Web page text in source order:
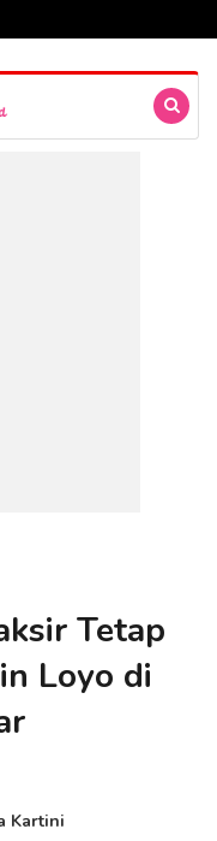
Tetap
Loyo di
Kartini